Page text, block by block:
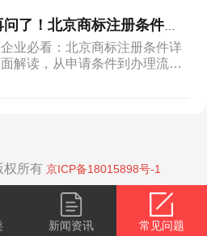
别再问了！北京商标注册条件详解就这么...
业必看：北京商标注册条件详
解读，从申请条件到办理流
权所有 京ICP备18015898号-1
新闻资讯 常见问题